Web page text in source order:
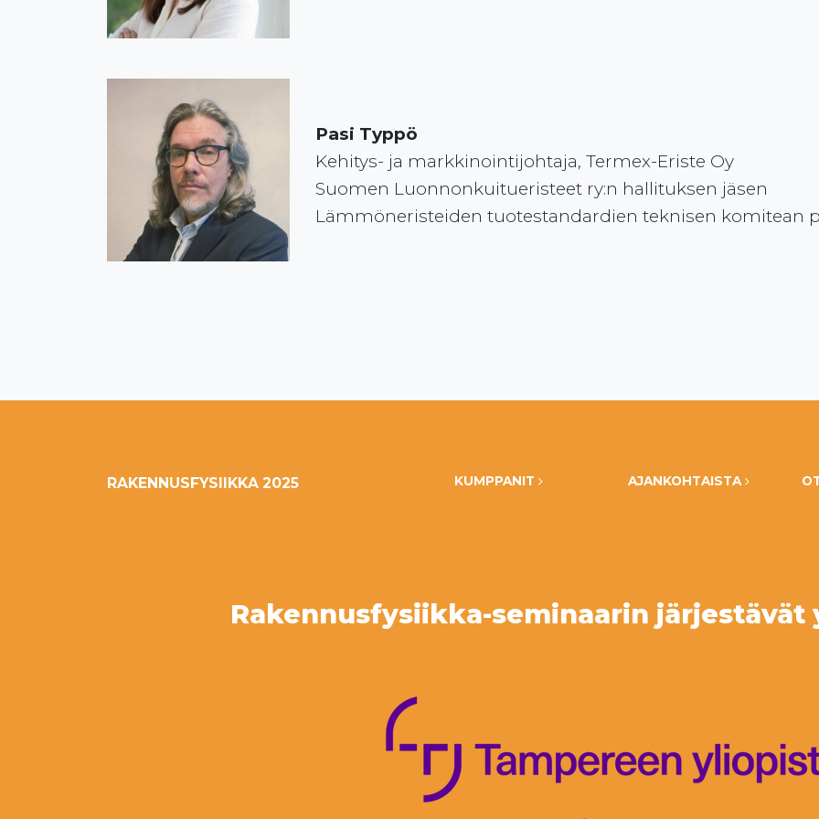
Pasi Typpö
Kehitys- ja markkinointijohtaja, Termex-Eriste Oy
Suomen Luonnonkuitueristeet ry:n hallituksen jäsen
Lämmöneristeiden tuotestandardien teknisen komitean
RAKENNUSFYSIIKKA 2025 KUMPPANIT AJANKOHTAISTA
Rakennusfysiikka-seminaarin järjestävät